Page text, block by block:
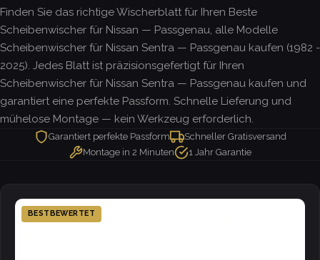
Finden Sie das richtige Wischerblatt für Ihren Beste
Scheibenwischer für Nissan — Passgenau, alle Modelle
Scheibenwischer für Nissan Sentra — Passgenau kaufen (1982 -
2025). Jedes Blatt ist präzisionsgefertigt für Ihren
Scheibenwischer für Nissan Sentra — Passgenau kaufen und
garantiert eine perfekte Passform. Schnelle Lieferung und
mühelose Montage — kein Werkzeug erforderlich.
Garantiert perfekte Passform
Schneller Gratisversand
Montage in 2 Minuten
1 Jahr Garantie
BESTBEWERTET